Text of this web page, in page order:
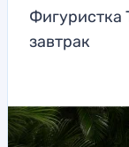
Фигуристка
завтрак